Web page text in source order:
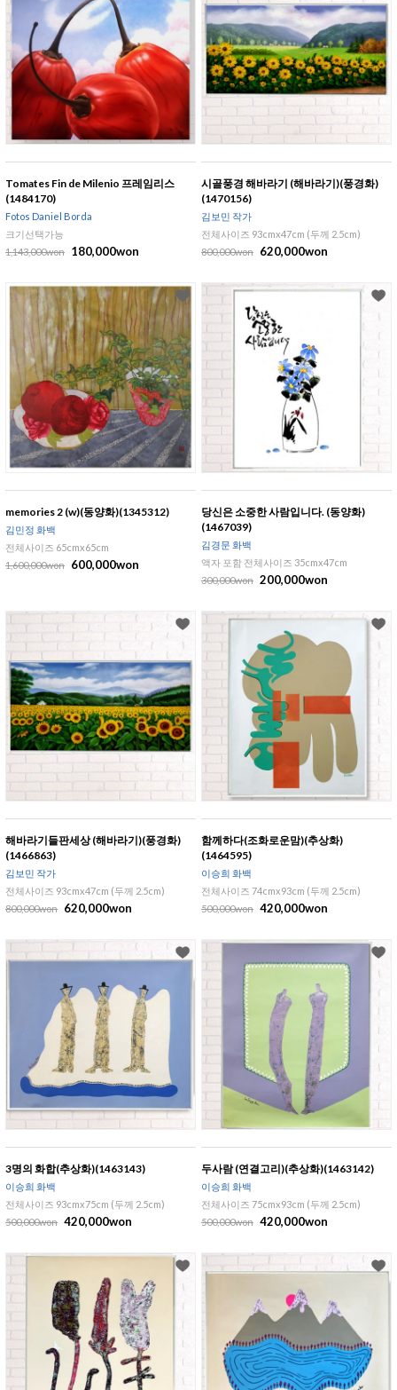
Tomates Fin de Milenio 프레임리스
(1484170)
Fotos Daniel Borda
크기선택가능
1,143,000won
180,000won
시골풍경 해바라기 (해바라기)(풍경화)
(1470156)
김보민 작가
전체사이즈 93cmx47cm (두께 2.5cm)
800,000won
620,000won
memories 2 (w)(동양화)(1345312)
김민정 화백
전체사이즈 65cmx65cm
1,600,000won
600,000won
당신은 소중한 사람입니다. (동양화)
(1467039)
김경문 화백
액자 포함 전체사이즈 35cmx47cm
300,000won 200,000won
해바라기들판세상 (해바라기)(풍경화)
(1466863)
김보민 작가
전체사이즈 93cmx47cm (두께 2.5cm)
800,000won
620,000won
함께하다(조화로운맘)(추상화)
(1464595)
이승희 화백
전체사이즈 74cmx93cm (두께 2.5cm)
500,000won 420,000won
3명의 화합(추상화)(1463143)
이승희 화백
전체사이즈 93cmx75cm (두께 2.5cm)
500,000won 420,000won
두사람 (연결고리)(추상화)(1463142)
이승희 화백
전체사이즈 75cmx93cm (두께 2.5cm)
500,000won 420,000won